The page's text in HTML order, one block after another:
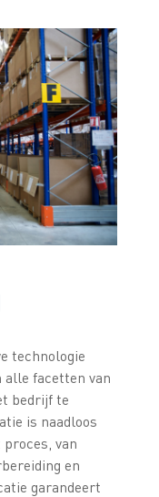
technologie
alle facetten van
bedrijf te
is naadloos
van
en
garandeert